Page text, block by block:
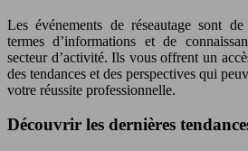
Les événements de réseautage sont
termes d’informations et de
secteur d’activité. Ils vous offrent un
des tendances et des perspectives qui
votre réussite professionnelle.
Découvrir les dernières